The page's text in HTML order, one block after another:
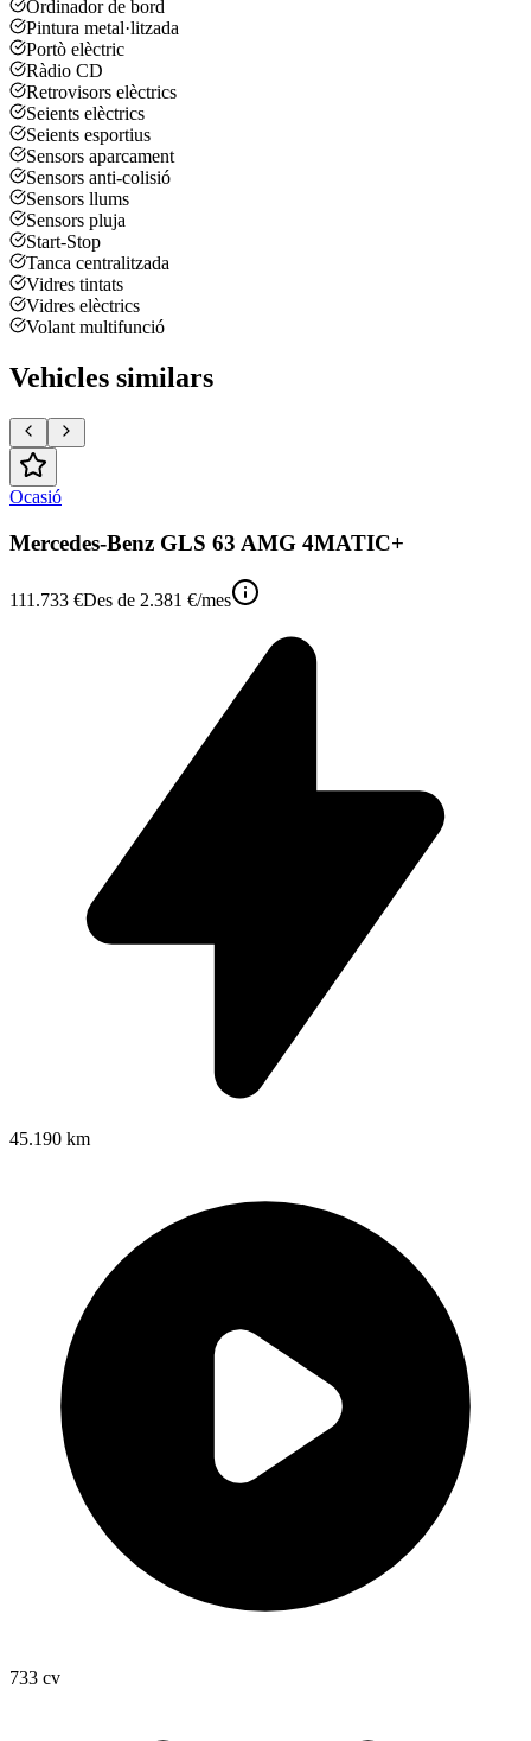
Ordinador de bord
Pintura metal·litzada
Portò elèctric
Ràdio CD
Retrovisors elèctrics
Seients elèctrics
Seients esportius
Sensors aparcament
Sensors anti-colisió
Sensors llums
Sensors pluja
Start-Stop
Tanca centralitzada
Vidres tintats
Vidres elèctrics
Volant multifunció
Vehicles similars
Ocasió
Mercedes-Benz GLS 63 AMG 4MATIC+
111.733 €Des de 2.381 €/mes
45.190 km
733 cv